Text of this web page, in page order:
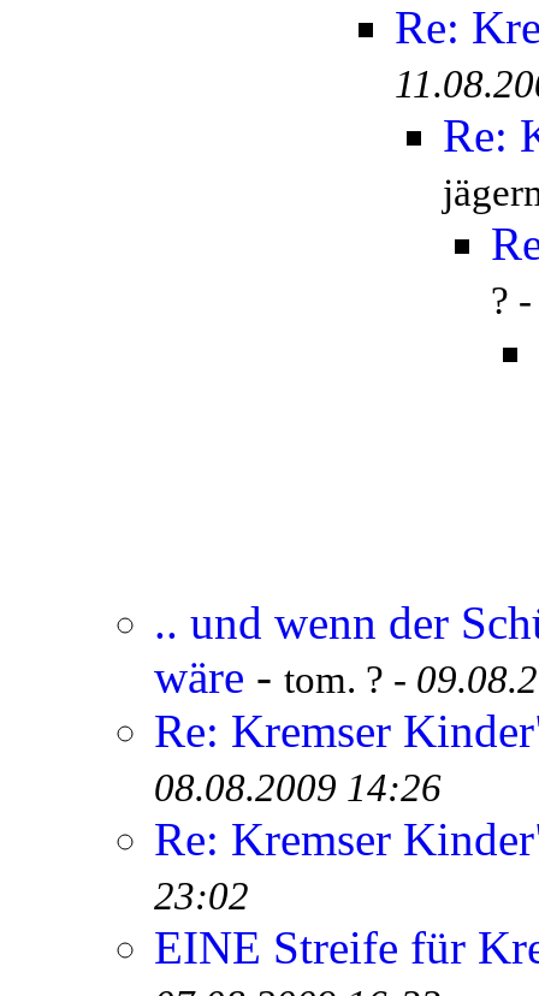
Re:
Re:
?
.. und wenn der
wäre - tom. ? -
Re: Kremser
08.08.2009 14:26
Re: Kremser
23:02
EINE Streife für